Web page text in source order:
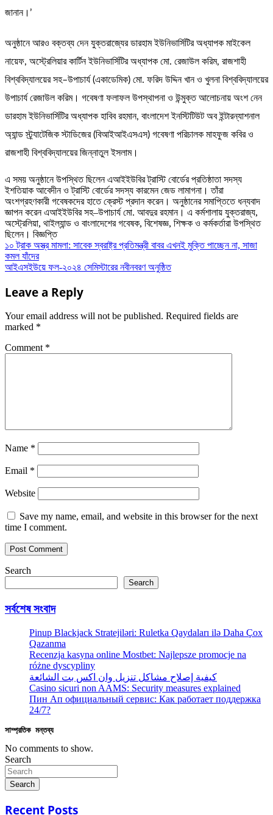
জানান।’
অনুষ্ঠানে আরও বক্তব্য দেন যুক্তরাজ্যের ডারহাম ইউনিভার্সিটির অধ্যাপক মাইকেল
নায়েফ, অস্ট্রেলিয়ার কার্টিন ইউনিভার্সিটির অধ্যাপক মো. রেজাউল করিম, রাজশাহী
বিশ্ববিদ্যালয়ের সহ–উপাচার্য (একাডেমিক) মো. ফরিদ উদ্দিন খান ও খুলনা বিশ্ববিদ্যালয়ের
উপাচার্য রেজাউল করিম। গবেষণা ফলাফল উপস্থাপনা ও উন্মুক্ত আলোচনায় অংশ নেন
ডারহাম ইউনিভার্সিটির অধ্যাপক হাবিব রহমান, বাংলাদেশ ইনস্টিটিউট অব ইন্টারন্যাশনাল
অ্যান্ড স্ট্র্যাটেজিক স্টাডিজের (বিআইআইএসএস) গবেষণা পরিচালক মাহফুজ কবির ও
রাজশাহী বিশ্ববিদ্যালয়ের জিন্নাতুল ইসলাম।
এ সময় অনুষ্ঠানে উপস্থিত ছিলেন এআইইউবির ট্রাস্টি বোর্ডের প্রতিষ্ঠাতা সদস্য
ইশতিয়াক আবেদীন ও ট্রাস্টি বোর্ডের সদস্য কারমেন জেড লামাগনা। তাঁরা
অংশগ্রহণকারী গবেষকদের হাতে ক্রেস্ট প্রদান করেন। অনুষ্ঠানের সমাপ্তিতে ধন্যবাদ
জ্ঞাপন করেন এআইইউবির সহ–উপাচার্য মো. আবদুর রহমান। এ কর্মশালায় যুক্তরাজ্য,
অস্ট্রেলিয়া, থাইল্যান্ড ও বাংলাদেশের গবেষক, বিশেষজ্ঞ, শিক্ষক ও কর্মকর্তারা উপস্থিত
ছিলেন। বিজ্ঞপ্তি
Post
navigation
১০ ট্রাক অস্ত্র মামলা: সাবেক স্বরাষ্ট্র প্রতিমন্ত্রী বাবর এখনই মুক্তি পাচ্ছেন না, সাজা
কমল যাঁদের
আইএসইউয়ে ফল-২০২৪ সেমিস্টারের নবীনবরণ অনুষ্ঠিত
Leave a Reply
Your email address will not be published. Required fields are
marked *
Comment *
Name *
Email *
Website
Save my name, email, and website in this browser for the next
time I comment.
Search
Search
সর্বশেষ সংবাদ
Pinup Blackjack Stratejiləri: Ruletka Qaydaları ilə Daha Çox
Qazanma
Recenzja kasyna online Mostbet: Najlepsze promocje na
różne dyscypliny
كيفية إصلاح مشاكل تنزيل وان اكس بت الشائعة
Casino sicuri non AAMS: Security measures explained
Пин Ап официальный сервис: Как работает поддержка
24/7?
সাম্প্রতিক মন্তব্য
No comments to show.
Search
Search
Recent Posts